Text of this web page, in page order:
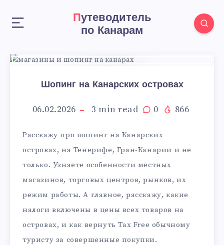
Путеводитель
по Канарам
Шопинг на Канарских островах
06.02.2026 3 min read 0 866
Расскажу про шопинг на Канарских
островах, на Тенерифе, Гран-Канарии и не
только. Узнаете особенности местных
магазинов, торговых центров, рынков, их
режим работы. А главное, расскажу, какие
налоги включены в цены всех товаров на
островах, и как вернуть Tax Free обычному
туристу за совершенные покупки.